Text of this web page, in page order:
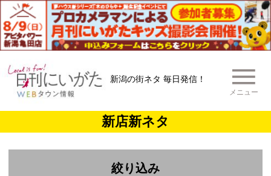
新潟の街ネタ 毎日発信！
メニュー
新店新ネタ
絞り込み